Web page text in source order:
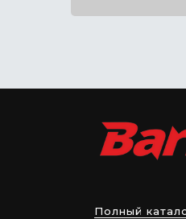
Полный